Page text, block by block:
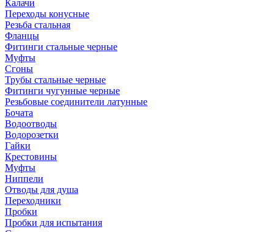
Калачи
Переходы конусные
Резьба стальная
Фланцы
Фитинги стальные черные
Муфты
Сгоны
Трубы стальные черные
Фитинги чугунные черные
Резьбовые соединители латунные
Бочата
Водоотводы
Водорозетки
Гайки
Крестовины
Муфты
Ниппели
Отводы для душа
Переходники
Пробки
Пробки для испытания